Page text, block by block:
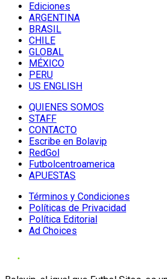
Ediciones
ARGENTINA
BRASIL
CHILE
GLOBAL
MÉXICO
PERU
US ENGLISH
QUIENES SOMOS
STAFF
CONTACTO
Escribe en Bolavip
RedGol
Futbolcentroamerica
APUESTAS
Términos y Condiciones
Políticas de Privacidad
Política Editorial
Ad Choices